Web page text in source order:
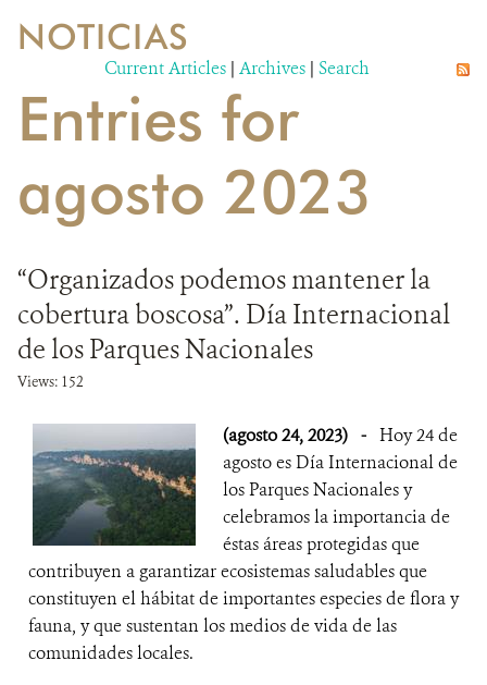
EVENTOS Y MULTIMEDIA
PUBLICACIONES
NOTICIAS
OPORTUNIDADES LABORALES
CONTACTO
NOTICIAS
Current Articles | Archives | Search
Entries for
agosto 2023
“Organizados podemos mantener la
cobertura boscosa”. Día Internacional
de los Parques Nacionales
Views: 152
(agosto 24, 2023) - Hoy 24 de
agosto es Día Internacional de
los Parques Nacionales y
celebramos la importancia de
éstas áreas protegidas que
contribuyen a garantizar ecosistemas saludables que
constituyen el hábitat de importantes especies de flora y
fauna, y que sustentan los medios de vida de las
comunidades locales.